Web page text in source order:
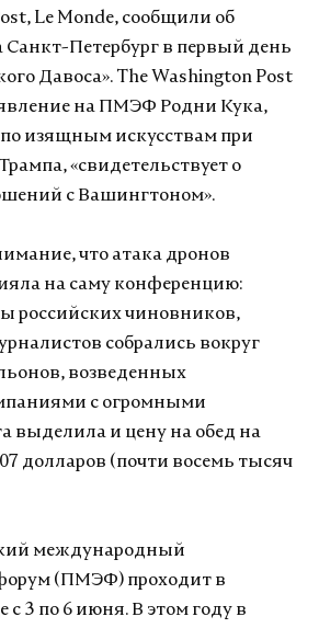
Le Monde, сообщили об
Санкт-Петербург в первый день
Давоса». The Washington Post
на ПМЭФ Родни Кука,
изящным искусствам при
«свидетельствует о
с Вашингтоном».
что атака дронов
на саму конференцию:
российских чиновников,
собрались вокруг
возведенных
с огромными
выделила и цену на обед на
долларов (почти восемь тысяч
международный
(ПМЭФ) проходит в
с 3 по 6 июня. В этом году в